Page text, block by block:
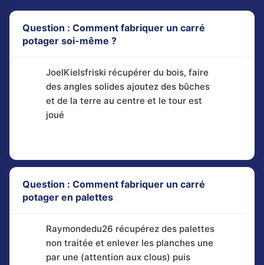
Question : Comment fabriquer un carré
potager soi-même ?
JoelKielsfriski récupérer du bois, faire
des angles solides ajoutez des bûches
et de la terre au centre et le tour est
joué
Question : Comment fabriquer un carré
potager en palettes
Raymondedu26 récupérez des palettes
non traitée et enlever les planches une
par une (attention aux clous) puis